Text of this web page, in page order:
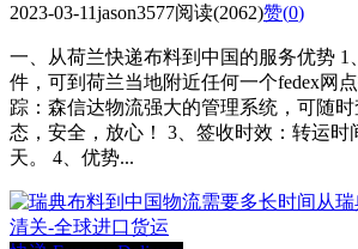
2023-03-11jason3577阅读(2062)赞(0)
一、从荷兰快递布料到中国的服务优势 1
件，可到荷兰当地附近任何一个fedex网
踪：森信达物流强大的管理系统，可随
态，安全，放心！ 3、签收时效：转运时
天。 4、优势...